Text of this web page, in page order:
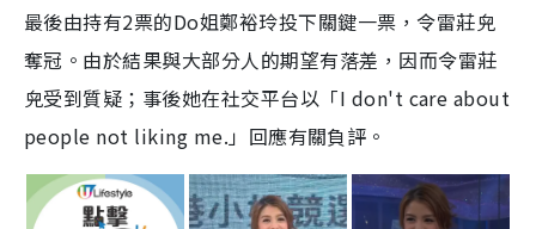
最後由持有2票的Do姐鄭裕玲投下關鍵一票，令雷莊𠒇
奪冠。由於結果與大部分人的期望有落差，因而令雷莊
𠒇受到質疑；事後她在社交平台以「I don't care about
people not liking me.」回應有關負評。